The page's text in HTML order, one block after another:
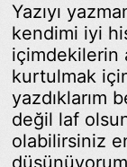
Yazıyı
kendimi iyi
içimdekilerin
kurtulmak
yazdıklarım
değil laf
olabilirsiniz